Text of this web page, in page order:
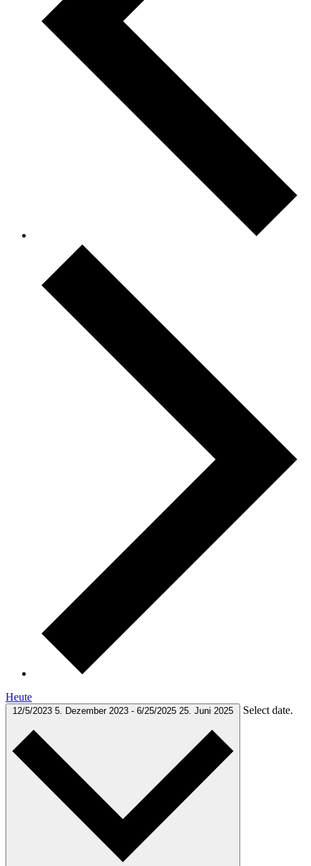
Heute
12/5/2023 5. Dezember 2023 - 6/25/2025 25. Juni 2025 Select date.